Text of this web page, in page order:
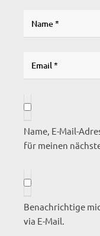
Name, E-Mail-
für meinen
Benachrichtige
via E-Mail.